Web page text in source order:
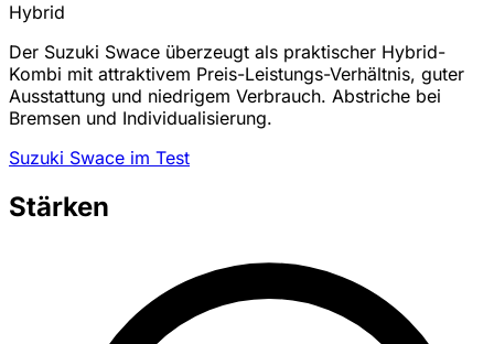
Hybrid
Der Suzuki Swace überzeugt als praktischer Hybrid-
Kombi mit attraktivem Preis-Leistungs-Verhältnis, guter
Ausstattung und niedrigem Verbrauch. Abstriche bei
Bremsen und Individualisierung.
Suzuki Swace im Test
Stärken